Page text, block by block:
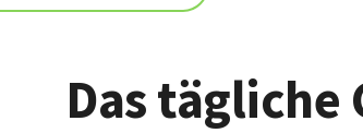
Das tägliche